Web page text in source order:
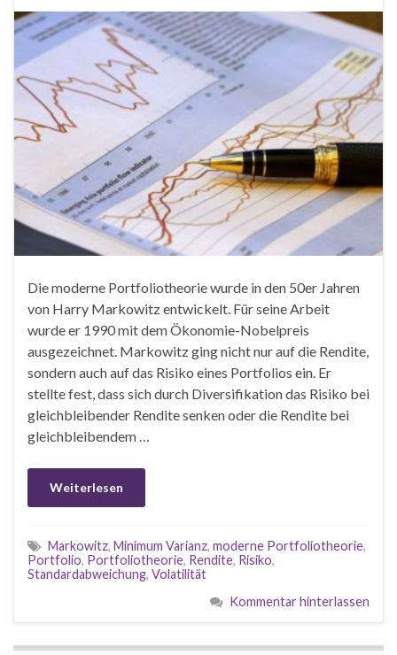
Die moderne Portfoliotheorie wurde in den 50er Jahren
von Harry Markowitz entwickelt. Für seine Arbeit
wurde er 1990 mit dem Ökonomie-Nobelpreis
ausgezeichnet. Markowitz ging nicht nur auf die Rendite,
sondern auch auf das Risiko eines Portfolios ein. Er
stellte fest, dass sich durch Diversifikation das Risiko bei
gleichbleibender Rendite senken oder die Rendite bei
gleichbleibendem …
Weiterlesen
Markowitz, Minimum Varianz, moderne Portfoliotheorie,
Portfolio, Portfoliotheorie, Rendite, Risiko,
Standardabweichung, Volatilität
Kommentar hinterlassen